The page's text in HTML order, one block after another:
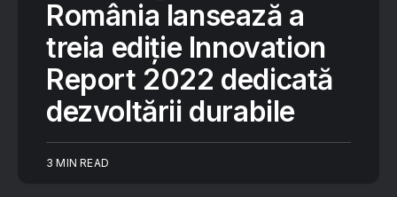
România lansează a
treia ediție Innovation
Report 2022 dedicată
dezvoltării durabile
3 MIN READ